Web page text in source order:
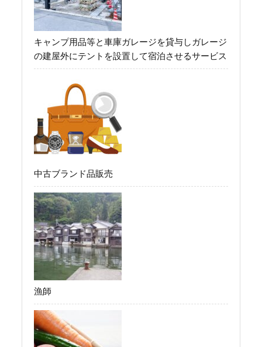
キャンプ用品等と車庫ガレージを貸与しガレージ
の建屋外にテントを設置して宿泊させるサービス
中古ブランド品販売
漁師